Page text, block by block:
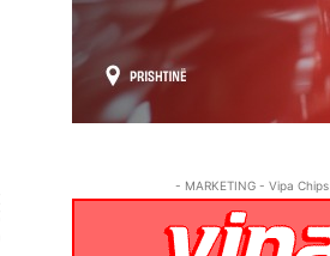
- MARKETING - Vipa Chips